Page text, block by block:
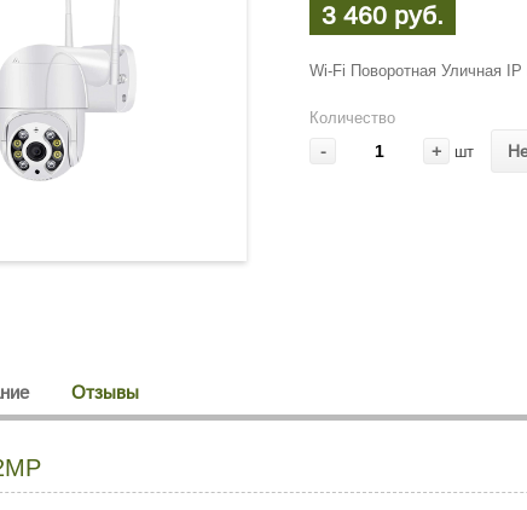
3 460 руб.
Wi-Fi Поворотная Уличная
Количество
- + шт
Отзывы